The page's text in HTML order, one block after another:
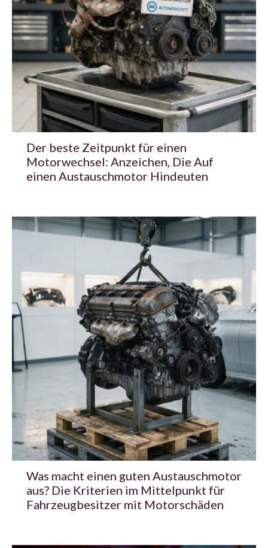
Der beste Zeitpunkt für einen
Motorwechsel: Anzeichen, Die Auf
einen Austauschmotor Hindeuten
Was macht einen guten Austauschmotor
aus? Die Kriterien im Mittelpunkt für
Fahrzeugbesitzer mit Motorschäden